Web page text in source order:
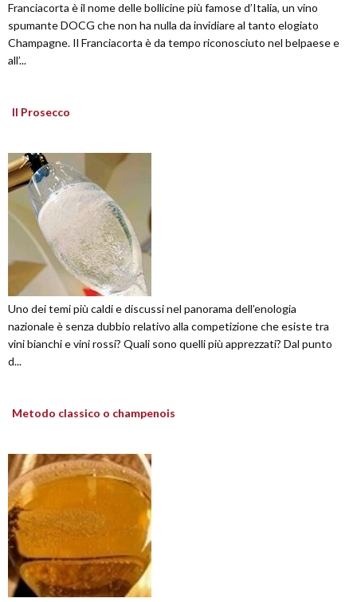
Franciacorta è il nome delle bollicine più famose d’Italia, un vino
spumante DOCG che non ha nulla da invidiare al tanto elogiato
Champagne. Il Franciacorta è da tempo riconosciuto nel belpaese e
all’...
Il Prosecco
Uno dei temi più caldi e discussi nel panorama dell’enologia
nazionale è senza dubbio relativo alla competizione che esiste tra
vini bianchi e vini rossi? Quali sono quelli più apprezzati? Dal punto
d...
Metodo classico o champenois